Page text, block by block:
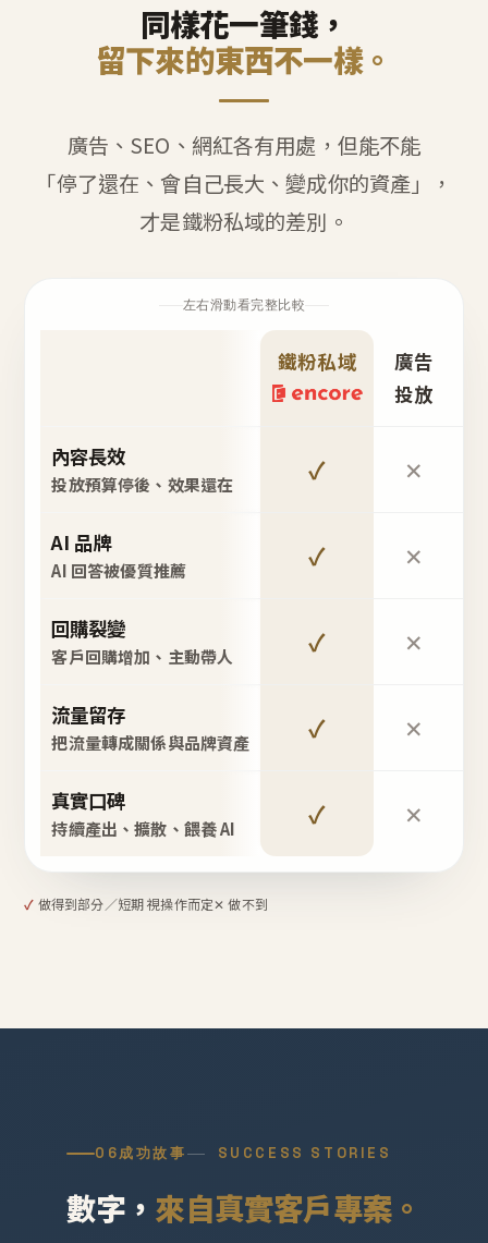
同樣花一筆錢，
留下來的東西不一樣。
廣告、SEO、網紅各有用處，但能不能
「停了還在、會自己長大、變成你的資產」，
才是鐵粉私域的差別。
左右滑動看完整比較
鐵粉私域
廣告
投放
內容長效
投放預算停後、效果還在 ✓ ✕
AI 品牌
AI 回答被優質推薦 ✓ ✕
回購裂變
客戶回購增加、主動帶人 ✓ ✕
流量留存
把流量轉成關係與品牌資產 ✓ ✕
真實口碑
持續產出、擴散、餵養 AI ✓ ✕
✓ 做得到部分／短期 視操作而定✕ 做不到
06成功故事 SUCCESS STORIES
數字， 來自真實客戶專案。